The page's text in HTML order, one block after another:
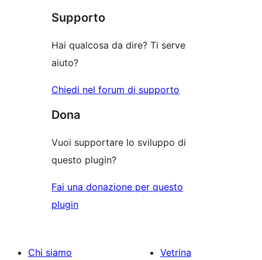
stelle
1-
Supporto
Hai qualcosa da dire? Ti serve
aiuto?
Chiedi nel forum di supporto
Dona
Vuoi supportare lo sviluppo di
questo plugin?
Fai una donazione per questo
plugin
Chi siamo
Vetrina